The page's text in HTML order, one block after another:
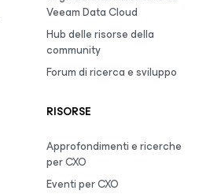
Veeam Data Cloud
Hub delle risorse della
community
Forum di ricerca e sviluppo
RISORSE
Approfondimenti e ricerche
per CXO
Eventi per CXO